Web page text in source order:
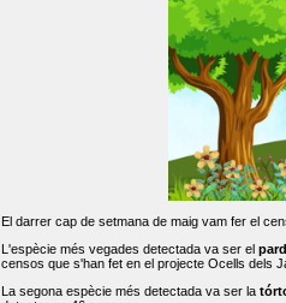
El darrer cap de setmana de maig vam fer el
L'espècie més vegades detectada va ser el
censos que s'han fet en el projecte Ocells dels
La segona espècie més detectada va ser la